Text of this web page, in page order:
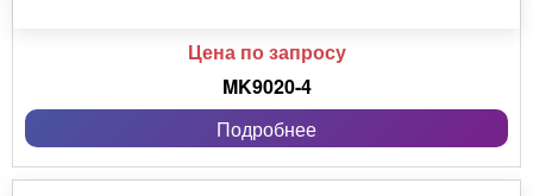
Цена по запросу
MK9020-4
Подробнее